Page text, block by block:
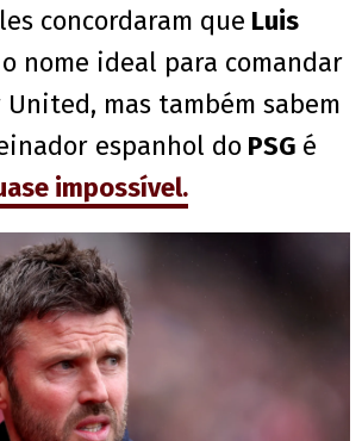
concordaram que Luis
nome ideal para comandar
mas também sabem
espanhol do PSG é
impossível.